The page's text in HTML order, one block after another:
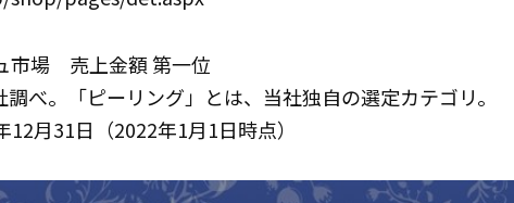
市場 売上金額 第一位
べ。「ピーリング」とは、当社独自の選定カテゴリ。
月31日（2022年1月1日時点）